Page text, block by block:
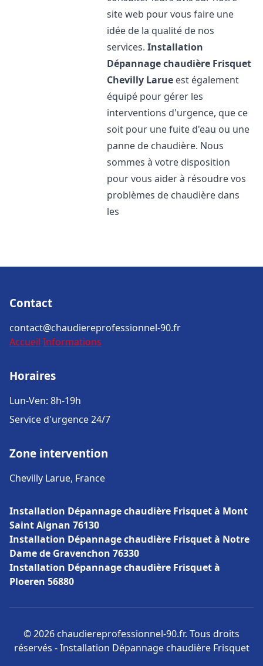
site web pour vous faire une
idée de la qualité de nos
services.Installation
Dépannage chaudière Frisquet
Chevilly Larue est également
équipé pour gérer les
interventions d'urgence, que ce
soit pour une fuite d'eau ou une
panne de chaudière. Nous
sommes à votre disposition
pour vous aider à résoudre vos
problèmes de chaudière dans
les
Contact
contact@chaudiereprofessionnel-90.fr
Accueil Informations
Horaires
Lun-Ven: 8h-19h
Service d'urgence 24/7
Zone intervention
Chevilly Larue, France
Installation Dépannage chaudière Frisquet à Mont
Saint Aignan 76130
Installation Dépannage chaudière Frisquet à Notre
Dame de Gravenchon 76330
Installation Dépannage chaudière Frisquet à
Ploeren 56880
© 2026 chaudiereprofessionnel-90.fr. Tous droits
réservés - Installation Dépannage chaudière Frisquet